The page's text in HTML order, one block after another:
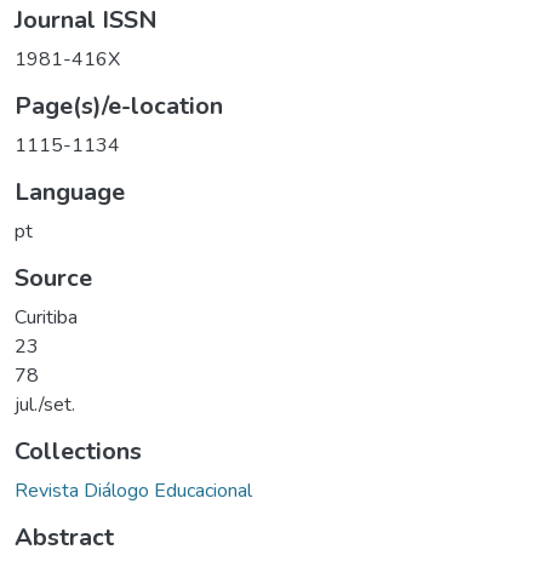
Journal ISSN
1981-416X
Page(s)/e-location
1115-1134
Language
pt
Source
Curitiba
23
78
jul./set.
Collections
Revista Diálogo Educacional
Abstract